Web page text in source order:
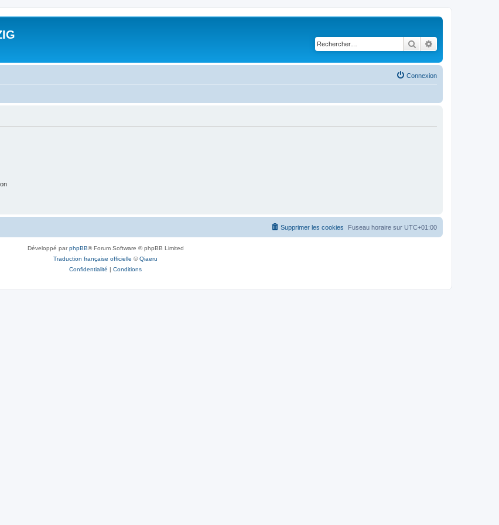
Rechercher
Connexion
Fuseau horaire sur UTC+01:00
Supprimer les cookies
Développé parphpBB® Forum Software © phpBB Limited
Traduction française officielle ©Qiaeru
Confidentialité | Conditions